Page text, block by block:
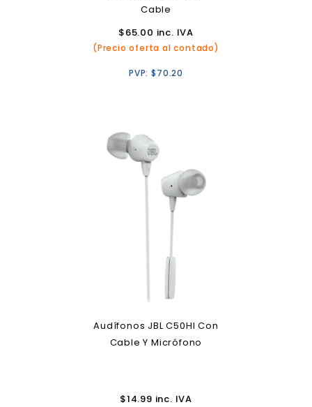
Cable
$65.00 inc. IVA
(Precio oferta al contado)
PVP:$70.20
Audífonos JBL C50HI Con
Cable Y Micrófono
$14.99 inc. IVA